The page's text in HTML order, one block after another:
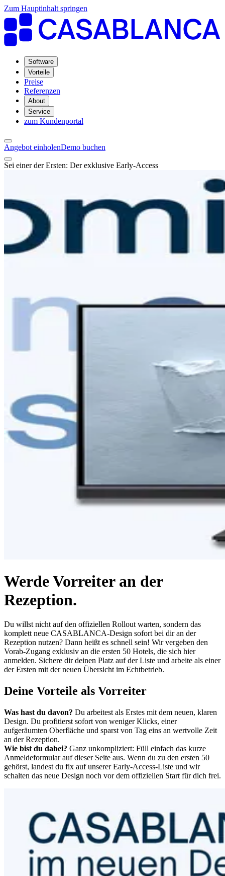
Zum Hauptinhalt springen
Software
Vorteile
Preise
Referenzen
About
Service
zum Kundenportal
Angebot einholenDemo buchen
Sei einer der Ersten: Der exklusive Early-Access
Werde Vorreiter an der
Rezeption.
Du willst nicht auf den offiziellen Rollout warten, sondern das
komplett neue CASABLANCA-Design sofort bei dir an der
Rezeption nutzen? Dann heißt es schnell sein! Wir vergeben den
Vorab-Zugang exklusiv an die ersten 50 Hotels, die sich hier
anmelden. Sichere dir deinen Platz auf der Liste und arbeite als einer
der Ersten mit der neuen Übersicht im Echtbetrieb.
Deine Vorteile als Vorreiter
Was hast du davon? Du arbeitest als Erstes mit dem neuen, klaren
Design. Du profitierst sofort von weniger Klicks, einer
aufgeräumten Oberfläche und sparst von Tag eins an wertvolle Zeit
an der Rezeption.
Wie bist du dabei? Ganz unkompliziert: Füll einfach das kurze
Anmeldeformular auf dieser Seite aus. Wenn du zu den ersten 50
gehörst, landest du fix auf unserer Early-Access-Liste und wir
schalten das neue Design noch vor dem offiziellen Start für dich frei.